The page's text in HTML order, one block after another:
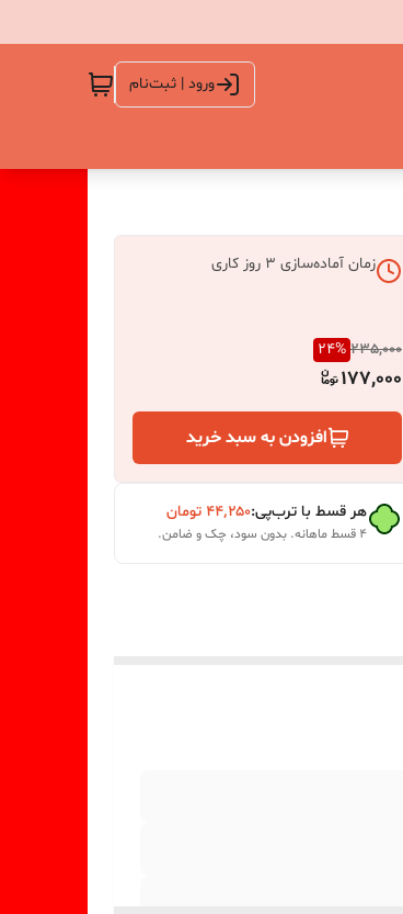
ورود | ثبت‌نام
زمان آماده‌سازی 3 روز کاری
235,000
24%
177,000
افزودن به سبد خرید
هر قسط با ترب‌پی:۴۴٬۲۵۰ تومان
۴ قسط ماهانه. بدون سود، چک و ضامن.